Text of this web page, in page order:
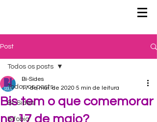
Post
Todos os posts
Bi-Sides
Bifobia
Todos os posts
Bis tem o que comemorar
no 17 de maio?
Bi-Sides
17 de mai. de 2020 5 min de leitura